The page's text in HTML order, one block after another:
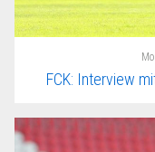
FCK: Interview